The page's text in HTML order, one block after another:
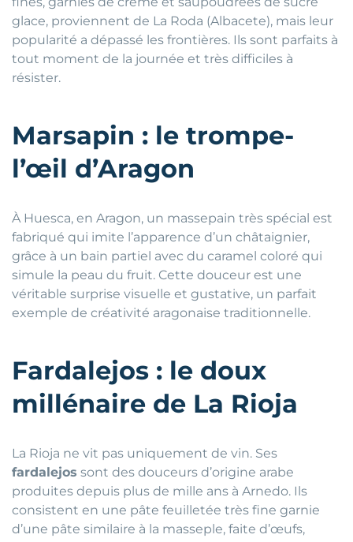
glace, proviennent de La Roda (Albacete), mais leur
popularité a dépassé les frontières. Ils sont parfaits à
tout moment de la journée et très difficiles à
résister.
Marsapin : le trompe-
l’œil d’Aragon
À Huesca, en Aragon, un massepain très spécial est
fabriqué qui imite l’apparence d’un châtaignier,
grâce à un bain partiel avec du caramel coloré qui
simule la peau du fruit. Cette douceur est une
véritable surprise visuelle et gustative, un parfait
exemple de créativité aragonaise traditionnelle.
Fardalejos : le doux
millénaire de La Rioja
La Rioja ne vit pas uniquement de vin. Ses
fardalejos sont des douceurs d’origine arabe
produites depuis plus de mille ans à Arnedo. Ils
consistent en une pâte feuilletée très fine garnie
d’une pâte similaire à la masseple, faite d’œufs,